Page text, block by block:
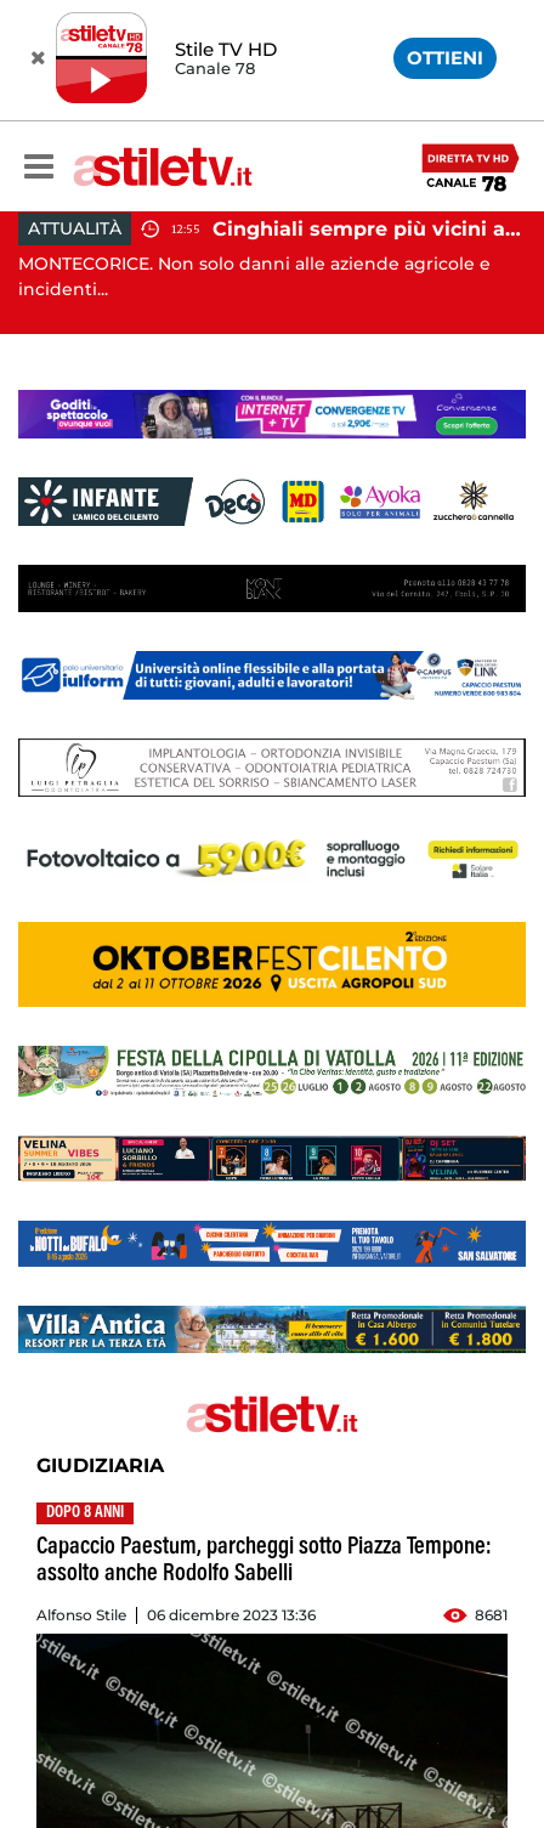
Stile TV HD
Canale 78 OTTIENI
12:55 Cinghiali sempre più vicini all'uomo: nel Cilento una famigliola arriva fino alla spiaggia
Non solo danni alle aziende agricole e
CRONACA
SALA CONSILINA.
GIUDIZIARIA
DOPO 8 ANNI
Capaccio Paestum, parcheggi sotto Piazza Tempone:
assolto anche Rodolfo Sabelli
Alfonso Stile 06 dicembre 2023 13:36 8681